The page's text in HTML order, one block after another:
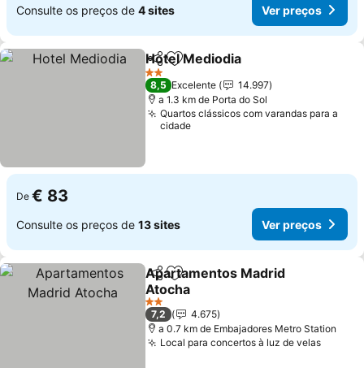
Consulte os preços de 4 sites Ver preços
PartilharAdicionar aos favoritos
Hotel Mediodia
2 Estrelas
8,5 Excelente
14.997
a 1.3 km de Porta do Sol
Quartos clássicos com varandas para a
cidade
De € 83
Consulte os preços de 13 sites Ver preços
PartilharAdicionar aos favoritos
Apartamentos Madrid
Atocha
Ver preços
2 Estrelas
7,2
4.675
a 0.7 km de Embajadores Metro Station
Local para concertos à luz de velasVer